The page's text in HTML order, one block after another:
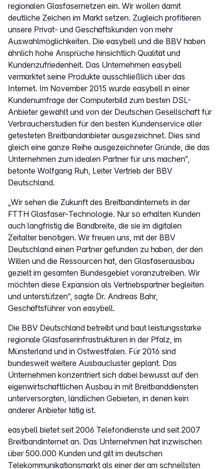
regionalen Glasfasernetzen ein. Wir wollen damit
deutliche Zeichen im Markt setzen. Zugleich profitieren
unsere Privat- und Geschäftskunden von mehr
Auswahlmöglichkeiten. Die easybell und die BBV haben
ähnlich hohe Ansprüche hinsichtlich Qualität und
Kundenzufriedenheit. Das Unternehmen easybell
vermarktet seine Produkte ausschließlich über das
Internet. Im November 2015 wurde easybell in einer
Kundenumfrage der Computerbild zum besten DSL-
Anbieter gewählt und von der Deutschen Gesellschaft für
Verbraucherstudien für den besten Kundenservice aller
getesteten Breitbandanbieter ausgezeichnet. Dies sind
gleich eine ganze Reihe ausgezeichneter Gründe, die das
Unternehmen zum idealen Partner für uns machen“,
betonte Wolfgang Ruh, Leiter Vertrieb der BBV
Deutschland.
„Wir sehen die Zukunft des Breitbandinternets in der
FTTH Glasfaser-Technologie. Nur so erhalten Kunden
auch langfristig die Bandbreite, die sie im digitalen
Zeitalter benötigen. Wir freuen uns, mit der BBV
Deutschland einen Partner gefunden zu haben, der den
Willen und die Ressourcen hat, den Glasfaserausbau
gezielt im gesamten Bundesgebiet voranzutreiben. Wir
möchten diese Expansion als Vertriebspartner begleiten
und unterstützen“, sagte Dr. Andreas Bahr,
Geschäftsführer von easybell.
Die BBV Deutschland betreibt und baut leistungsstarke
regionale Glasfaserinfrastrukturen in der Pfalz, im
Münsterland und in Ostwestfalen. Für 2016 sind
bundesweit weitere Ausbaucluster geplant. Das
Unternehmen konzentriert sich dabei bewusst auf den
eigenwirtschaftlichen Ausbau in mit Breitbanddiensten
unterversorgten, ländlichen Gebieten, in denen kein
anderer Anbieter tätig ist.
easybell bietet seit 2006 Telefondienste und seit 2007
Breitbandinternet an. Das Unternehmen hat inzwischen
über 500.000 Kunden und gilt im deutschen
Telekommunikationsmarkt als einer der am schnellsten